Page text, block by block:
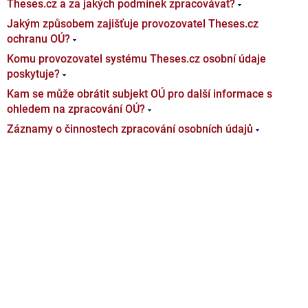
Theses.cz a za jakých podmínek zpracovávat?
Jakým způsobem zajišťuje provozovatel Theses.cz
ochranu OÚ?
Komu provozovatel systému Theses.cz osobní údaje
poskytuje?
Kam se může obrátit subjekt OÚ pro další informace s
ohledem na zpracování OÚ?
Záznamy o činnostech zpracování osobních údajů